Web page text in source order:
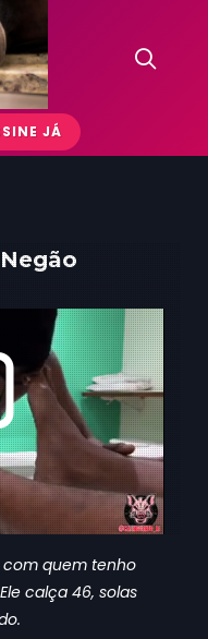
JÁ
com quem tenho
calça 46, solas